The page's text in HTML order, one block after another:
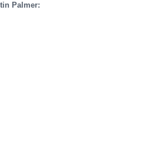
Palmer: